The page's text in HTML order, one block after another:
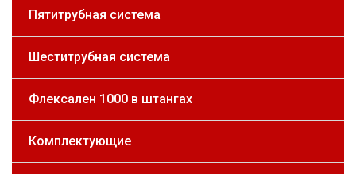
Пятитрубная система
Шеститрубная система
Флексален 1000 в штангах
Комплектующие